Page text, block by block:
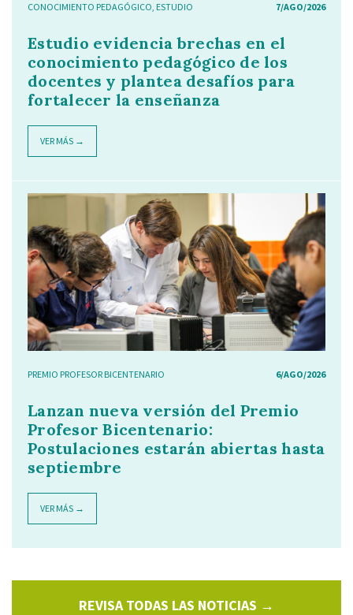
CONOCIMIENTO PEDAGÓGICO, ESTUDIO 7/AGO/2026
Estudio evidencia brechas en el
conocimiento pedagógico de los
docentes y plantea desafíos para
fortalecer la enseñanza
VER MÁS →
PREMIO PROFESOR BICENTENARIO 6/AGO/2026
Lanzan nueva versión del Premio
Profesor Bicentenario:
Postulaciones estarán abiertas hasta
septiembre
VER MÁS →
REVISA TODAS LAS NOTICIAS →